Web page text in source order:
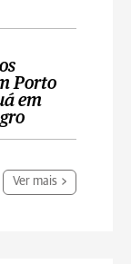
Porto
em
Ver mais